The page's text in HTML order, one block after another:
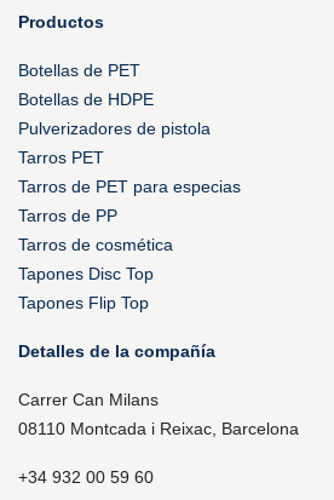
Productos
Botellas de PET
Botellas de HDPE
Pulverizadores de pistola
Tarros PET
Tarros de PET para especias
Tarros de PP
Tarros de cosmética
Tapones Disc Top
Tapones Flip Top
Detalles de la compañía
Carrer Can Milans
08110 Montcada i Reixac, Barcelona
+34 932 00 59 60